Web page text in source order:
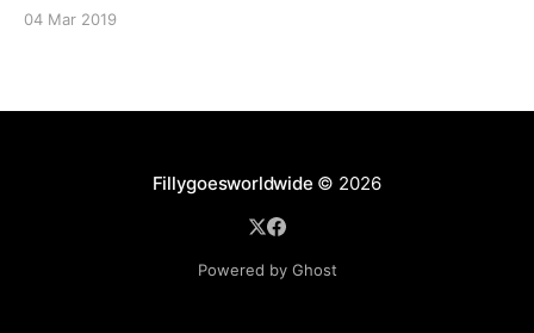
04 Mar 2019
Fillygoesworldwide © 2026
Powered by Ghost